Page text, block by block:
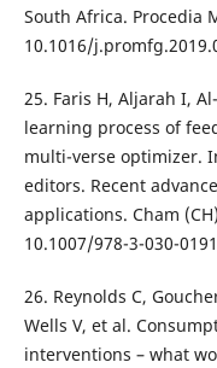
South Africa. Procedia
10.1016/
25. Faris H, Aljarah I,
learning process of
multi-verse optimizer.
editors. Recent
applications. Cham
10.1007/978-3-030-
26. Reynolds C,
Wells V, et al.
interventions – what